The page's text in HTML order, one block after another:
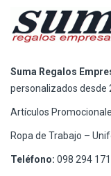
Suma Regalos
personalizados desde
Artículos
Ropa de Trabajo –
Teléfono: 098 294 171